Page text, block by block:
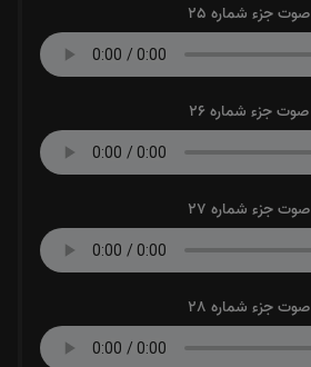
صوت جزء شماره 25
صوت جزء شماره 26
صوت جزء شماره 27
صوت جزء شماره 28